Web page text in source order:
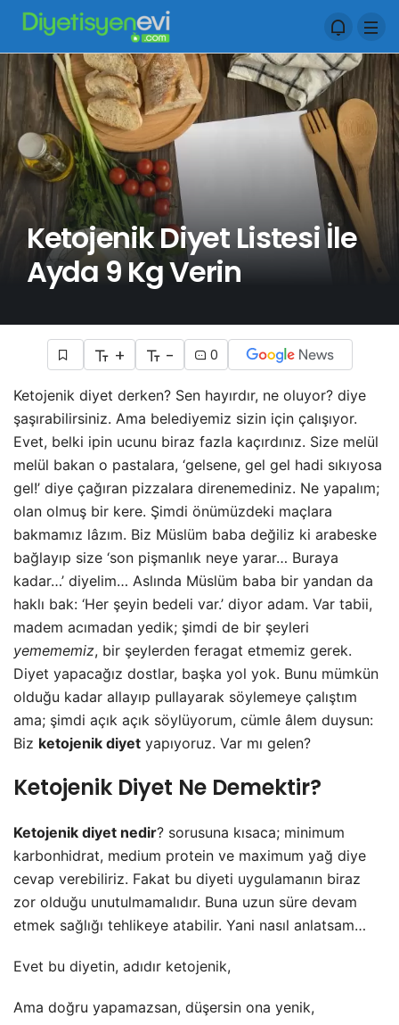
Ketojenik Diyet Listesi İle
Ayda 9 Kg Verin
+ - 0
Ketojenik diyet derken? Sen hayırdır, ne oluyor? diye
şaşırabilirsiniz. Ama belediyemiz sizin için çalışıyor.
Evet, belki ipin ucunu biraz fazla kaçırdınız. Size melül
melül bakan o pastalara, ‘gelsene, gel gel hadi sıkıyosa
gel!’ diye çağıran pizzalara direnemediniz. Ne yapalım;
olan olmuş bir kere. Şimdi önümüzdeki maçlara
bakmamız lâzım. Biz Müslüm baba değiliz ki arabeske
bağlayıp size ‘son pişmanlık neye yarar… Buraya
kadar…’ diyelim… Aslında Müslüm baba bir yandan da
haklı bak: ‘Her şeyin bedeli var.’ diyor adam. Var tabii,
madem acımadan yedik; şimdi de bir şeyleri
yemememiz, bir şeylerden feragat etmemiz gerek.
Diyet yapacağız dostlar, başka yol yok. Bunu mümkün
olduğu kadar allayıp pullayarak söylemeye çalıştım
ama; şimdi açık açık söylüyorum, cümle âlem duysun:
Biz ketojenik diyet yapıyoruz. Var mı gelen?
Ketojenik Diyet Ne Demektir?
Ketojenik diyet nedir? sorusuna kısaca; minimum
karbonhidrat, medium protein ve maximum yağ diye
cevap verebiliriz. Fakat bu diyeti uygulamanın biraz
zor olduğu unutulmamalıdır. Buna uzun süre devam
etmek sağlığı tehlikeye atabilir. Yani nasıl anlatsam…
Evet bu diyetin, adıdır ketojenik,
Ama doğru yapamazsan, düşersin ona yenik,